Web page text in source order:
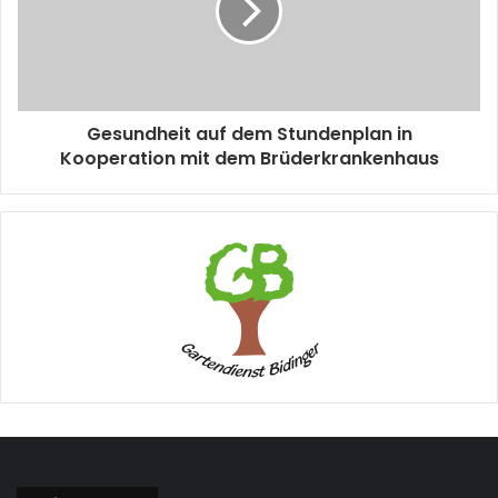
Gesundheit auf dem Stundenplan in
Kooperation mit dem Brüderkrankenhaus